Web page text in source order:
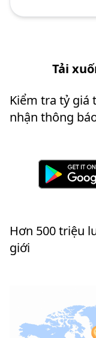
Tải
Kiểm tra tỷ giá
nhận thông
Hơn 500 triệu
giới